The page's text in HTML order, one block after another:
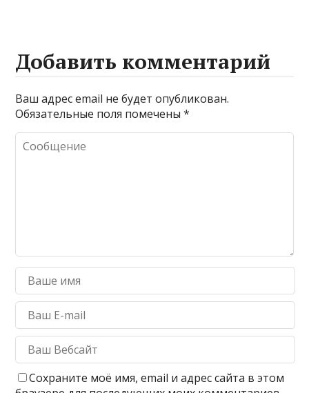
Добавить комментарий
Ваш адрес email не будет опубликован.
Обязательные поля помечены*
Сохраните моё имя, email и адрес сайта в этом